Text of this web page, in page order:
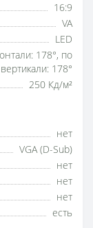
16:9
VA
LED
178°, по
вертикали: 178°
250 Кд/м²
нет
VGA (D-Sub)
нет
нет
нет
есть